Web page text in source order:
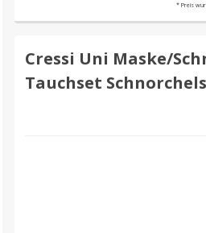
* Preis
Cressi Uni Maske/
Tauchset